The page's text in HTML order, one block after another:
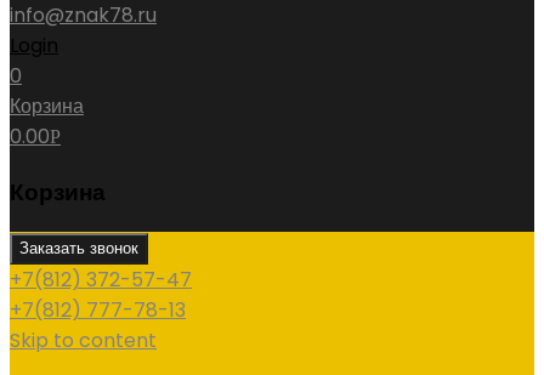
info@znak78.ru
Login
0
Корзина
0.00Р
Корзина
Заказать звонок
+7(812) 372-57-47
+7(812) 777-78-13
Skip to content